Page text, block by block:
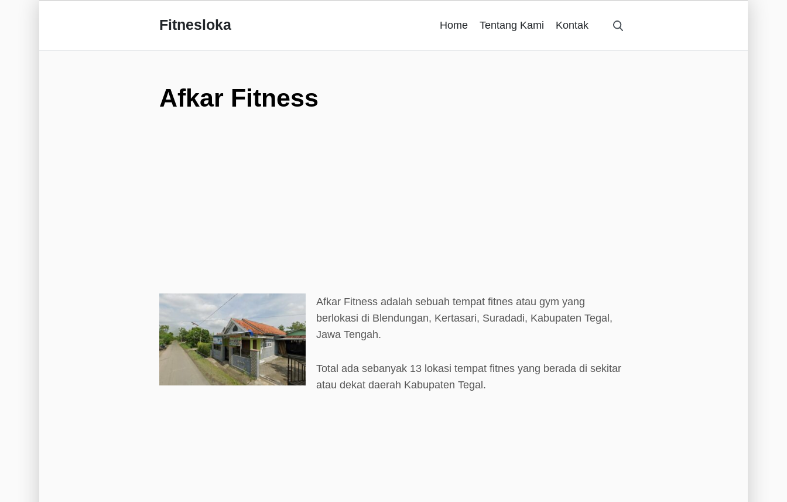
Fitnesloka Home Tentang Kami Kontak
Afkar Fitness
Afkar Fitness adalah sebuah tempat fitnes atau gym yang
berlokasi di Blendungan, Kertasari, Suradadi, Kabupaten Tegal,
Jawa Tengah.
Total ada sebanyak 13 lokasi tempat fitnes yang berada di sekitar
atau dekat daerah Kabupaten Tegal.